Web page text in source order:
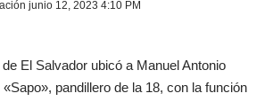
junio 12, 2023 4:10 PM
El Salvador ubicó a Manuel Antonio
pandillero de la 18, con la función